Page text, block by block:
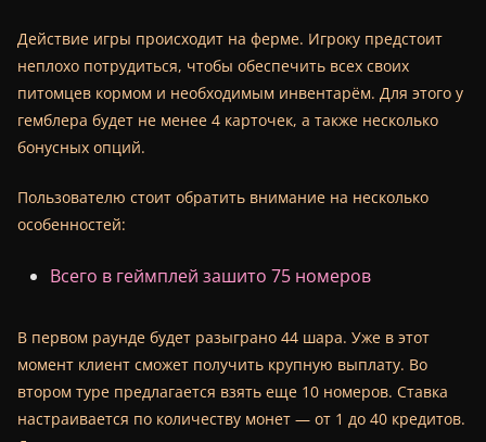
Действие игры происходит на ферме. Игроку предстоит
неплохо потрудиться, чтобы обеспечить всех своих
питомцев кормом и необходимым инвентарём. Для этого у
гемблера будет не менее 4 карточек, а также несколько
бонусных опций.
Пользователю стоит обратить внимание на несколько
особенностей:
Всего в геймплей зашито 75 номеров
В первом раунде будет разыграно 44 шара. Уже в этот
момент клиент сможет получить крупную выплату. Во
втором туре предлагается взять еще 10 номеров. Ставка
настраивается по количеству монет — от 1 до 40 кредитов.